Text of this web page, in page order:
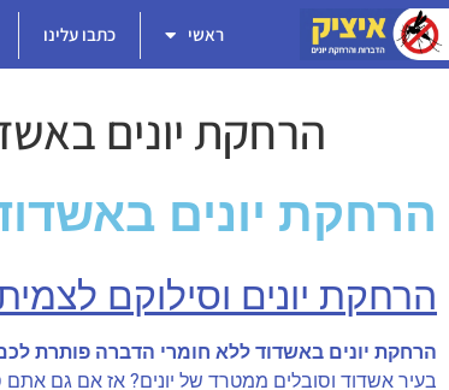
ראשי כתבו עלינו
הרחקת יונים
הרחקת יונים
הרחקת יונים וסילוקם
הרחקת יונים באשדוד ללא חומרי הדברה פותרת
בעיר אשדוד וסובלים ממטרד של יונים? אז אם גם אתם